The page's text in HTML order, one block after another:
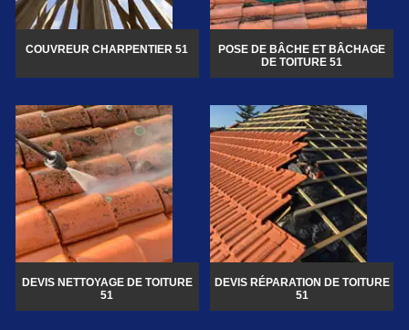
COUVREUR CHARPENTIER 51
POSE DE BÂCHE ET BÂCHAGE
DE TOITURE 51
DEVIS NETTOYAGE DE TOITURE
51
DEVIS RÉPARATION DE TOITURE
51